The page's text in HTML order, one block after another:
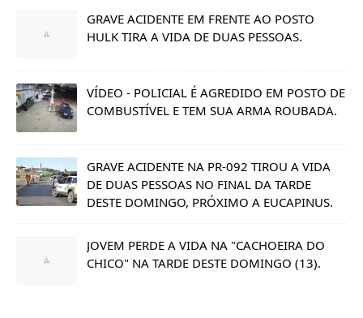
GRAVE ACIDENTE EM FRENTE AO POSTO
HULK TIRA A VIDA DE DUAS PESSOAS.
VÍDEO - POLICIAL É AGREDIDO EM POSTO DE
COMBUSTÍVEL E TEM SUA ARMA ROUBADA.
GRAVE ACIDENTE NA PR-092 TIROU A VIDA
DE DUAS PESSOAS NO FINAL DA TARDE
DESTE DOMINGO, PRÓXIMO A EUCAPINUS.
JOVEM PERDE A VIDA NA "CACHOEIRA DO
CHICO" NA TARDE DESTE DOMINGO (13).